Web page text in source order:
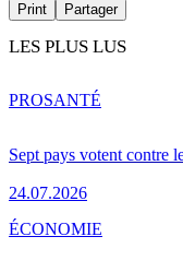
Print Partager
LES PLUS LUS
Sept pays votent contre
24.07.2026
PROSANTÉ
ÉCONOMIE